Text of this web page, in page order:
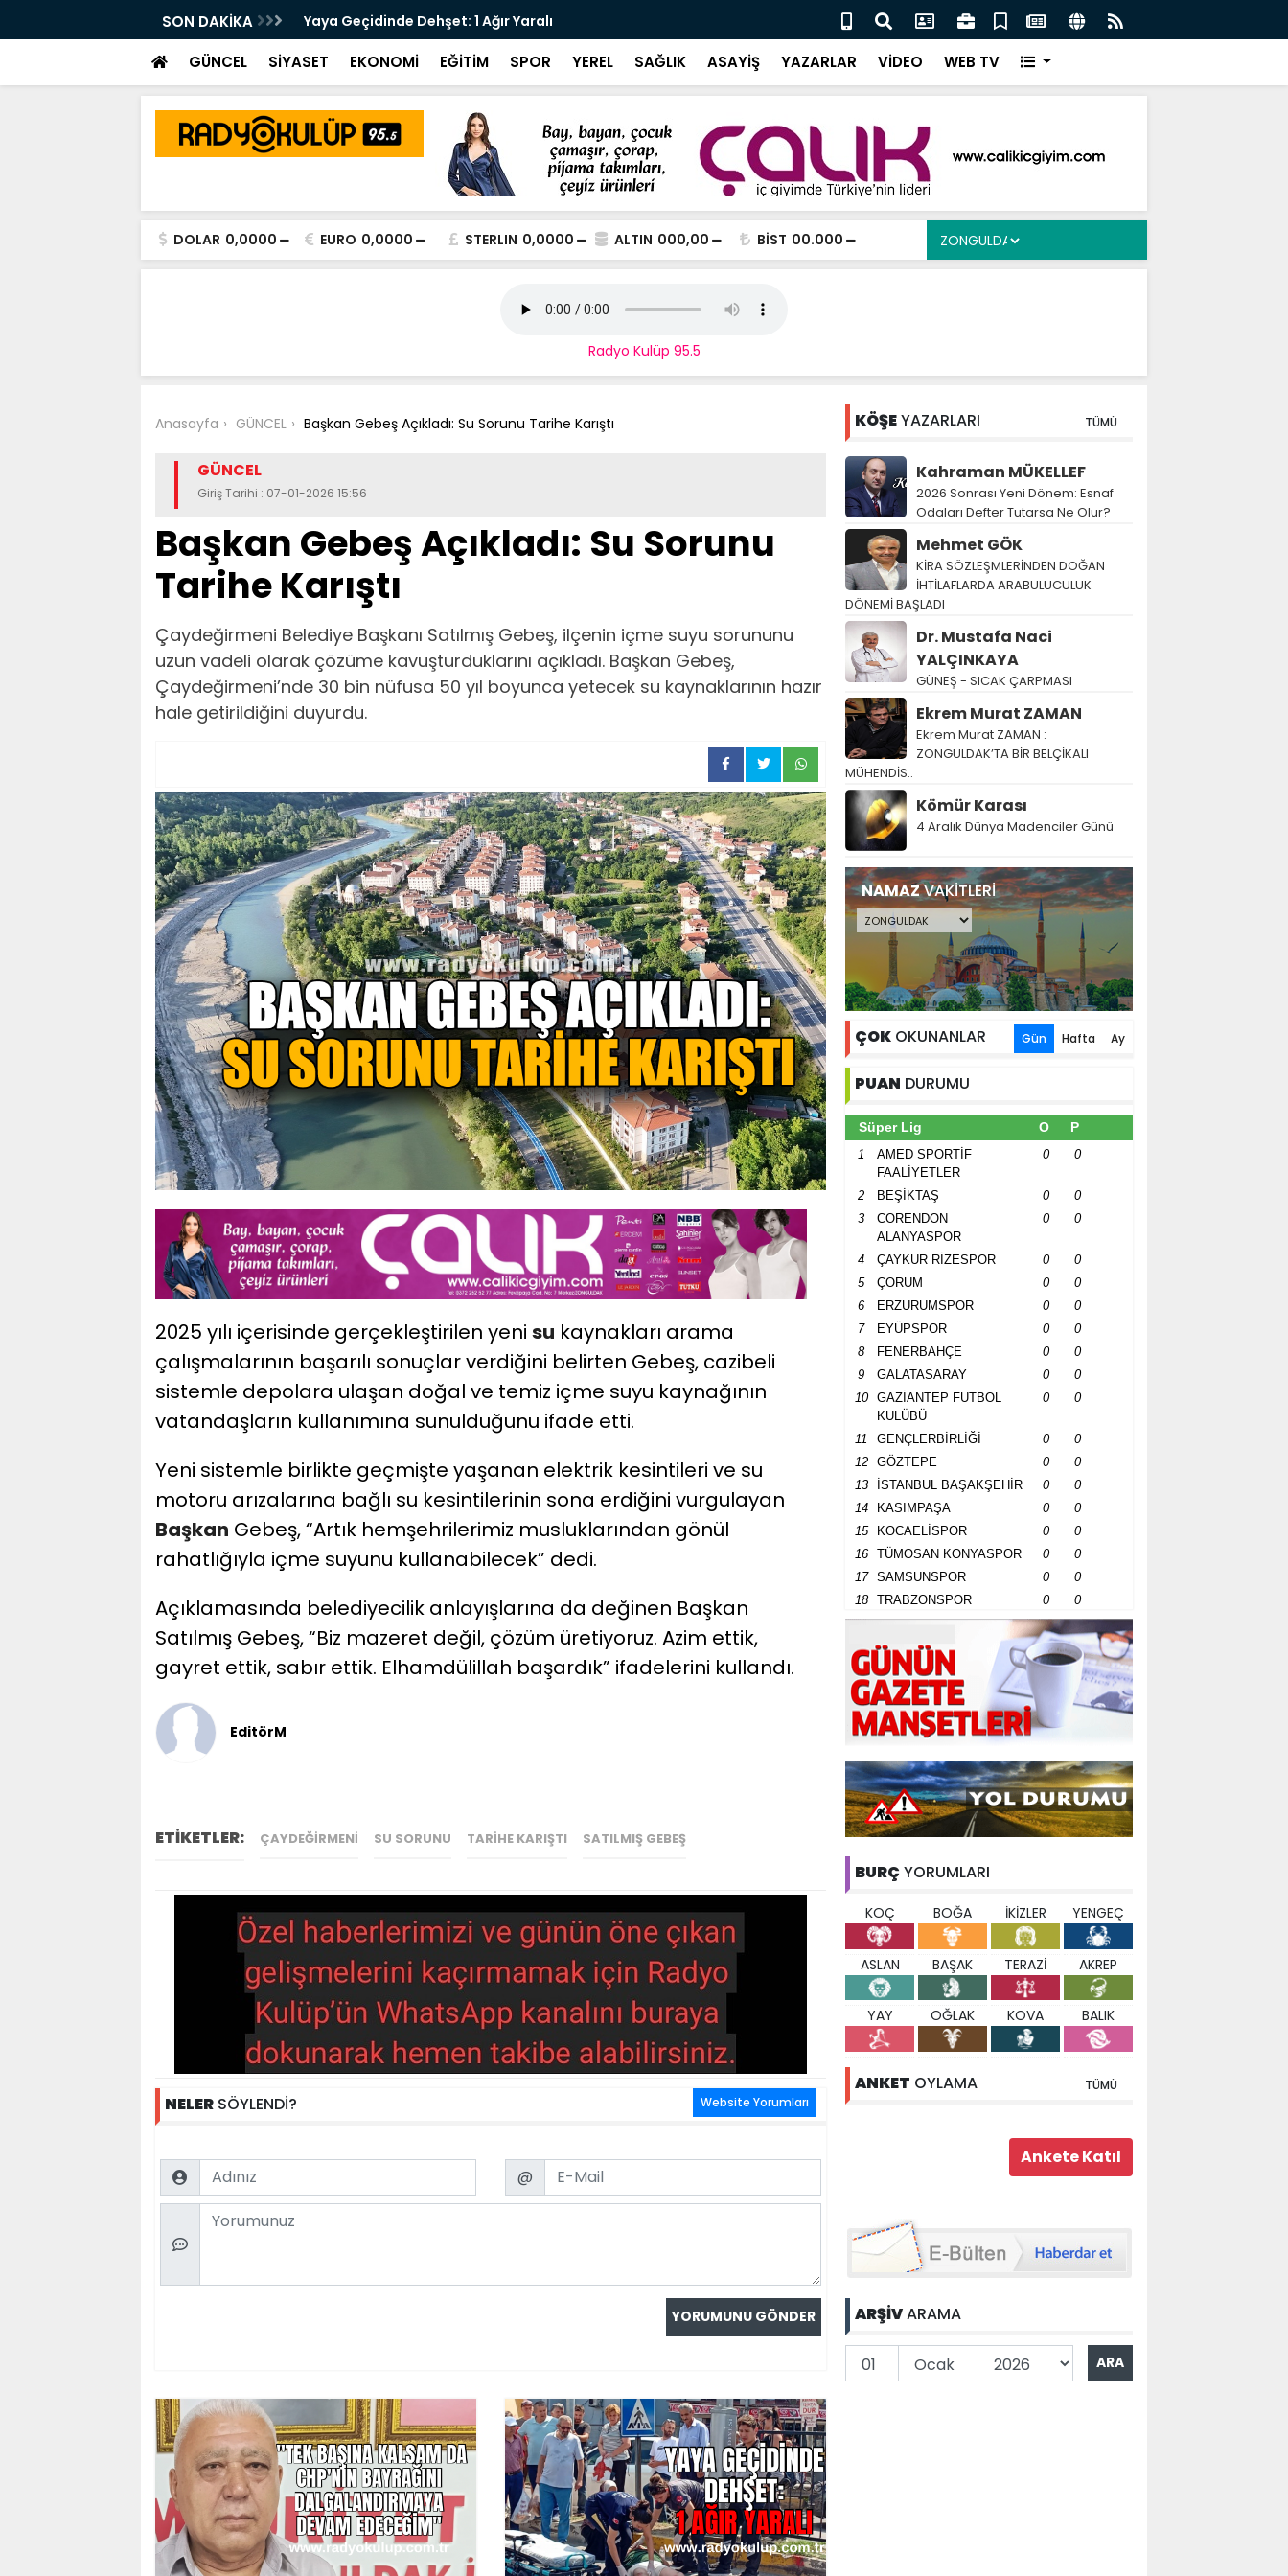
SON DAKİKA
Da CHP'nin Bayrağını
Yaya Geçidinde Dehşet: 1 Ağır Yaralı Karali’den Ergen’e Ziyaret
GÜNCEL SİYASET EKONOMİ EĞİTİM SPOR YEREL SAĞLIK ASAYİŞ YAZARLAR VİDEO WEB TV
DOLAR 0,0000 EURO 0,0000 STERLIN 0,0000 ALTIN 000,00 BİST 00.000
Radyo Kulüp 95.5
Anasayfa GÜNCEL Başkan Gebeş Açıkladı: Su Sorunu Tarihe Karıştı
GÜNCEL
Giriş Tarihi : 07-01-2026 15:56
Başkan Gebeş Açıkladı: Su Sorunu
Tarihe Karıştı
Çaydeğirmeni Belediye Başkanı Satılmış Gebeş, ilçenin içme suyu sorununu
uzun vadeli olarak çözüme kavuşturduklarını açıkladı. Başkan Gebeş,
Çaydeğirmeni’nde 30 bin nüfusa 50 yıl boyunca yetecek su kaynaklarının hazır
hale getirildiğini duyurdu.
2025 yılı içerisinde gerçekleştirilen yeni su kaynakları arama
çalışmalarının başarılı sonuçlar verdiğini belirten Gebeş, cazibeli
sistemle depolara ulaşan doğal ve temiz içme suyu kaynağının
vatandaşların kullanımına sunulduğunu ifade etti.
Yeni sistemle birlikte geçmişte yaşanan elektrik kesintileri ve su
motoru arızalarına bağlı su kesintilerinin sona erdiğini vurgulayan
Başkan Gebeş, “Artık hemşehrilerimiz musluklarından gönül
rahatlığıyla içme suyunu kullanabilecek” dedi.
Açıklamasında belediyecilik anlayışlarına da değinen Başkan
Satılmış Gebeş, “Biz mazeret değil, çözüm üretiyoruz. Azim ettik,
gayret ettik, sabır ettik. Elhamdülillah başardık” ifadelerini kullandı.
EditörM
ETİKETLER: ÇAYDEĞIRMENI SU SORUNU TARIHE KARIŞTI SATILMIŞ GEBEŞ
NELER SÖYLENDİ? Website Yorumları
Name Email
@
Comment
KÖŞEYAZARLARI TÜMÜ
Kahraman MÜKELLEF
2026 Sonrası Yeni Dönem: Esnaf
Odaları Defter Tutarsa Ne Olur?
Mehmet GÖK
KİRA SÖZLEŞMLERİNDEN DOĞAN
İHTİLAFLARDA ARABULUCULUK
DÖNEMİ BAŞLADI
Dr. Mustafa Naci
YALÇINKAYA
GÜNEŞ - SICAK ÇARPMASI
Ekrem Murat ZAMAN
Ekrem Murat ZAMAN :
ZONGULDAK’TA BİR BELÇİKALI
MÜHENDİS..
Kömür Karası
4 Aralık Dünya Madenciler Günü
NAMAZVAKİTLERİ
ÇOK OKUNANLAR Gün Hafta Ay
PUAN DURUMU
Süper Lig O P
1
AMED SPORTİF
FAALİYETLER
0 0
2 BEŞİKTAŞ 0
0
3
CORENDON
ALANYASPOR
0 0
4 ÇAYKUR RİZESPOR 0
0
5
ÇORUM 0
0
6
ERZURUMSPOR 0
0
7
EYÜPSPOR 0
0
8
FENERBAHÇE 0
0
9
GALATASARAY 0
0
10
GAZİANTEP FUTBOL
KULÜBÜ
0 0
11 GENÇLERBİRLİĞİ 0
0
12
GÖZTEPE 0
0
13
İSTANBUL BAŞAKŞEHİR 0
0
14
KASIMPAŞA 0
0
15
KOCAELİSPOR 0
0
16
TÜMOSAN KONYASPOR 0
0
17
SAMSUNSPOR 0
0
18
TRABZONSPOR 0 0
BURÇ YORUMLARI
KOÇ BOĞA İKİZLER YENGEÇ
ASLAN BAŞAK TERAZİ AKREP
YAY OĞLAK KOVA BALIK
ANKET OYLAMA TÜMÜ
ARŞİVARAMA